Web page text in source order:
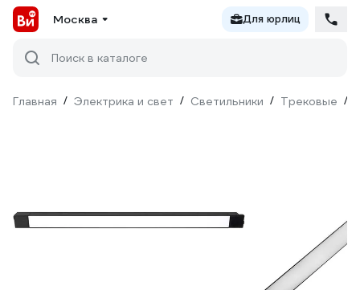
Москва Для юрлиц
Поиск в каталоге
Главная / Электрика и свет / Светильники / Трековые /